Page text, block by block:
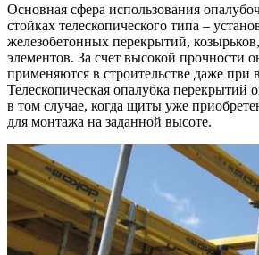
Основная сфера использования
стойках телескопического типа –
железобетонных перекрытий,
элементов. За счет высокой прочности
применяются в строительстве даже при
Телескопическая опалубка перекрытий
в том случае, когда щиты уже
для монтажа на заданной высоте.